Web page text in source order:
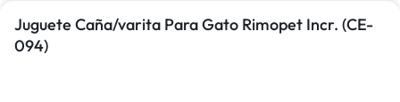
Juguete Caña/varita Para Gato Rimopet Incr. (CE-
094)